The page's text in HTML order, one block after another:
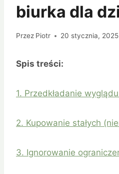
biurka dla
Przez Piotr 20 stycznia, 2025
Spis treści:
1. Przedkładanie
2. Kupowanie stałych
3. Ignorowanie